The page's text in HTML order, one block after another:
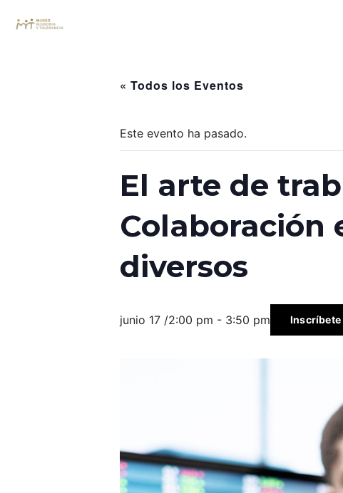
« Todos los Eventos
Este evento ha pasado.
El arte de
Colaboración
diversos
junio 17 /2:00 pm - 3:50 pm Inscríbete